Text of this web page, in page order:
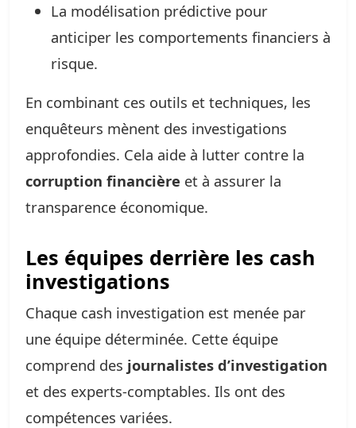
La modélisation prédictive pour
anticiper les comportements financiers à
risque.
En combinant ces outils et techniques, les
enquêteurs mènent des investigations
approfondies. Cela aide à lutter contre la
corruption financière et à assurer la
transparence économique.
Les équipes derrière les cash
investigations
Chaque cash investigation est menée par
une équipe déterminée. Cette équipe
comprend des journalistes d’investigation
et des experts-comptables. Ils ont des
compétences variées.